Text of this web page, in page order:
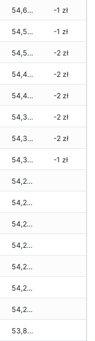
54,653 zł -1 zł
54,554 zł -1 zł
54,507 zł -2 zł
54,472 zł -2 zł
54,437 zł -2 zł
54,343 zł -2 zł
54,343 zł -2 zł
54,308 zł -1 zł
54,273 zł
54,273 zł
54,273 zł
54,273 zł
54,214 zł
54,214 zł
54,214 zł
53,876 zł